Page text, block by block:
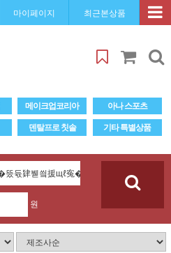
마이페이지 최근본상품
메이크업코리아
아나 스포츠
덴탈프로 칫솔 기타 특별상품
원